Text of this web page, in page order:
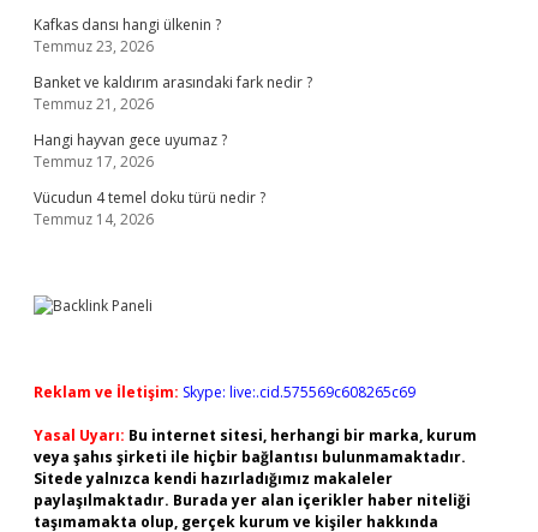
Kafkas dansı hangi ülkenin ?
Temmuz 23, 2026
Banket ve kaldırım arasındaki fark nedir ?
Temmuz 21, 2026
Hangi hayvan gece uyumaz ?
Temmuz 17, 2026
Vücudun 4 temel doku türü nedir ?
Temmuz 14, 2026
Reklam ve İletişim: Skype: live:.cid.575569c608265c69
Yasal Uyarı: Bu internet sitesi, herhangi bir marka, kurum
veya şahıs şirketi ile hiçbir bağlantısı bulunmamaktadır.
Sitede yalnızca kendi hazırladığımız makaleler
paylaşılmaktadır. Burada yer alan içerikler haber niteliği
taşımamakta olup, gerçek kurum ve kişiler hakkında